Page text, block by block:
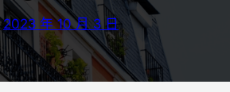
2023 年 10 月 3 日